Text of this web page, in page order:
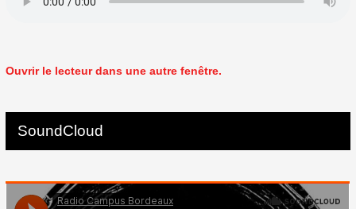
Ouvrir le lecteur dans une autre fenêtre.
SoundCloud